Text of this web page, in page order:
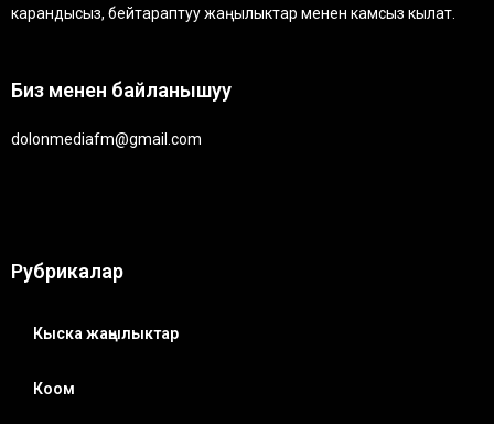
карандысыз, бейтараптуу жаңылыктар менен камсыз кылат.
Биз менен байланышуу
dolonmediafm@gmail.com
Рубрикалар
Кыска жаңылыктар
Коом